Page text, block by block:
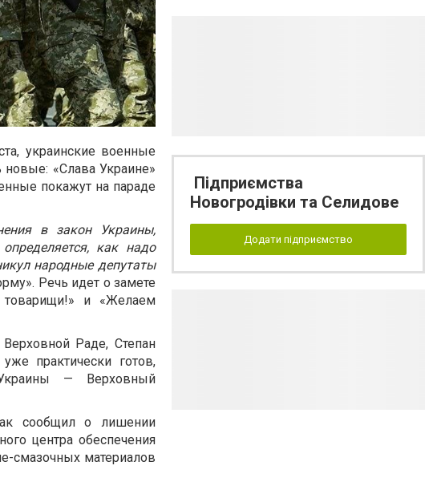
украинские военные
новые: «Слава Украине»
покажут на параде
в закон Украины,
как надо
народные депутаты
Речь идет о замете
товарищи!» и «Желаем
Раде, Степан
практически готов,
— Верховный
сообщил о лишении
центра обеспечения
смазочных материалов
Підприємства
Новогродівки та Селидове
Додати підприємство